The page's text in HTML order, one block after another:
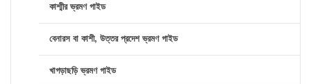
কাশ্মীর ভ্রমণ গাইড
বেনারস বা কাশী, উত্তর প্রদেশ ভ্রমণ গাইড
খাগড়াছড়ি ভ্রমণ গাইড